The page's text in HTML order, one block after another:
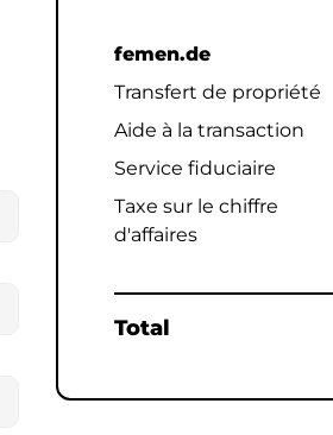
femen.de
Transfert de propriété
Aide à la transaction
Service fiduciaire
Taxe sur le chiffre
d'affaires
Total